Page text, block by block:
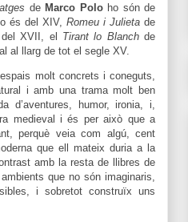
de Marco Poloho són de
és del XIV, Romeu i Julieta de
XVII, el Tirant lo Blanchde
al llarg de tot el segle XV.
molt concrets i coneguts,
i amb una trama molt ben
d’aventures, humor, ironia, i,
medieval i és per això que a
perquè veia com algú, cent
que ell mateix duria a la
amb la resta de llibres de
que no són imaginaris,
i sobretot construïx uns